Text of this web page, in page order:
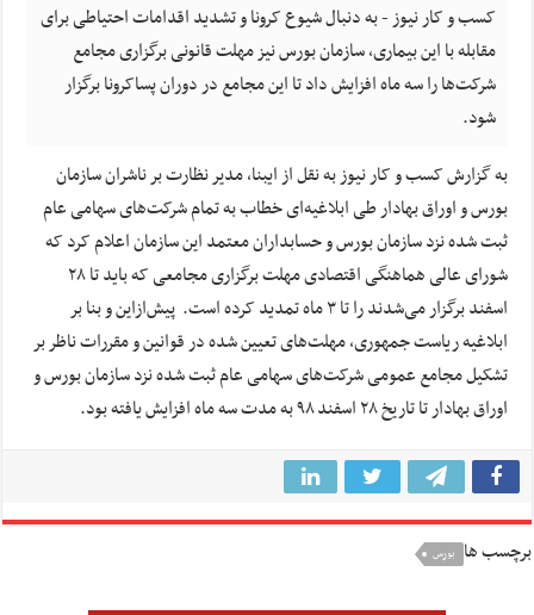
کسب و کار نیوز - به دنبال شیوع کرونا و تشدید اقدامات احتیاطی برای
مقابله با این بیماری، سازمان بورس نیز مهلت قانونی برگزاری مجامع
شرکت‌ها را سه ماه افزایش داد تا این مجامع در دوران پساکرونا برگزار
شود.
به گزارش کسب و کار نیوز به نقل از ایبنا، مدیر نظارت بر ناشران سازمان
بورس و اوراق بهادار طی ابلاغیه‌ای خطاب به تمام شرکت‌های سهامی عام
ثبت شده نزد سازمان بورس و حسابداران معتمد این سازمان اعلام کرد که
شورای عالی هماهنگی اقتصادی مهلت برگزاری مجامعی که باید تا ۲۸
اسفند برگزار می‌شدند را تا ۳ ماه تمدید کرده است. پیش‌ازاین و بنا بر
ابلاغیه ریاست جمهوری، مهلت‌های تعیین شده در قوانین و مقررات ناظر بر
تشکیل مجامع عمومی شرکت‌های سهامی عام ثبت شده نزد سازمان بورس و
اوراق بهادار تا تاریخ ۲۸ اسفند ۹۸ به مدت سه ماه افزایش یافته بود.
برچسب ها بورس